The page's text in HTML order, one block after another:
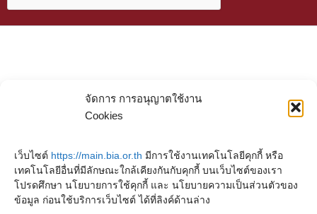
จัดการ การอนุญาตใช้งาน
Cookies
เว็บไซต์ https://main.bia.or.th มีการใช้งานเทคโนโลยีคุกกี้ หรือ
เทคโนโลยีอื่นที่มีลักษณะใกล้เคียงกันกับคุกกี้ บนเว็บไซต์ของเรา
โปรดศึกษา นโยบายการใช้คุกกี้ และ นโยบายความเป็นส่วนตัวของ
ข้อมูล ก่อนใช้บริการเว็บไซต์ ได้ที่ลิงค์ด้านล่าง